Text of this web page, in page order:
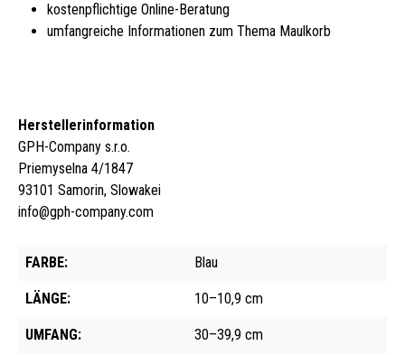
kostenpflichtige Online-Beratung
umfangreiche Informationen zum Thema Maulkorb
Herstellerinformation
GPH-Company s.r.o.
Priemyselna 4/1847
93101 Samorin, Slowakei
info@gph-company.com
FARBE: Blau
LÄNGE: 10–10,9 cm
UMFANG: 30–39,9 cm